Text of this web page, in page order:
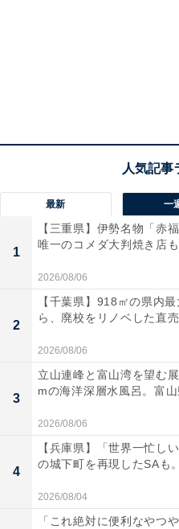
最新 一
1
【三重県】伊勢名物「赤
唯一のコメダ大判焼き店
2026/08/06
2
【千葉県】918㎡の県内
ら、廃校をリノベした直
2026/08/06
3
立山連峰と富山湾を望む
mの海洋深層水風呂。富山
2026/08/06
4
【兵庫県】「世界一忙し
の城下町を再現したSAも
2026/08/04
「これ絶対に便利なやつ